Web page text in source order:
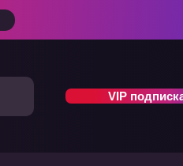
VIP